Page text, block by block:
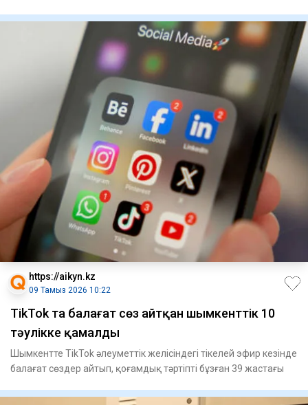
https://aikyn.kz
09 Тамыз 2026 10:22
TikTok та балағат сөз айтқан шымкенттік 10
тәулікке қамалды
Шымкентте TikTok әлеуметтік желісіндегі тікелей эфир кезінде
балағат сөздер айтып, қоғамдық тәртіпті бұзған 39 жастағы